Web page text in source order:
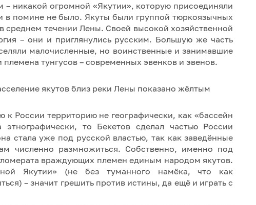
– никакой огромной «Якутии», которую присоединяли
в помине не было. Якуты были группой тюркоязычных
среднем течении Лены. Своей высокой хозяйственной
– они и приглянулись русским. Большую же часть
малочисленные, но воинственные и занимавшие
тунгусов – современных эвенков и эвенов.
России территорию не географически, как «бассейн
то Бекетов сделал частью России
стала уже под русской властью, так как заведённые
численно размножиться. Собственно, именно под
враждующих племен единым народом якутов.
Якутии» (не без туманного намёка, что как
– значит грешить против истины, да ещё и играть с